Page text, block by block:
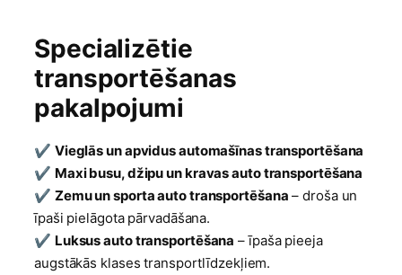
Specializētie
transportēšanas
pakalpojumi
✔ Vieglās un apvidus automašīnas transportēšana
✔ Maxi busu, džipu un kravas auto transportēšana
✔ Zemu un sporta auto transportēšana – droša un
īpaši pielāgota pārvadāšana.
✔ Luksus auto transportēšana – īpaša pieeja
augstākās klases transportlīdzekļiem.